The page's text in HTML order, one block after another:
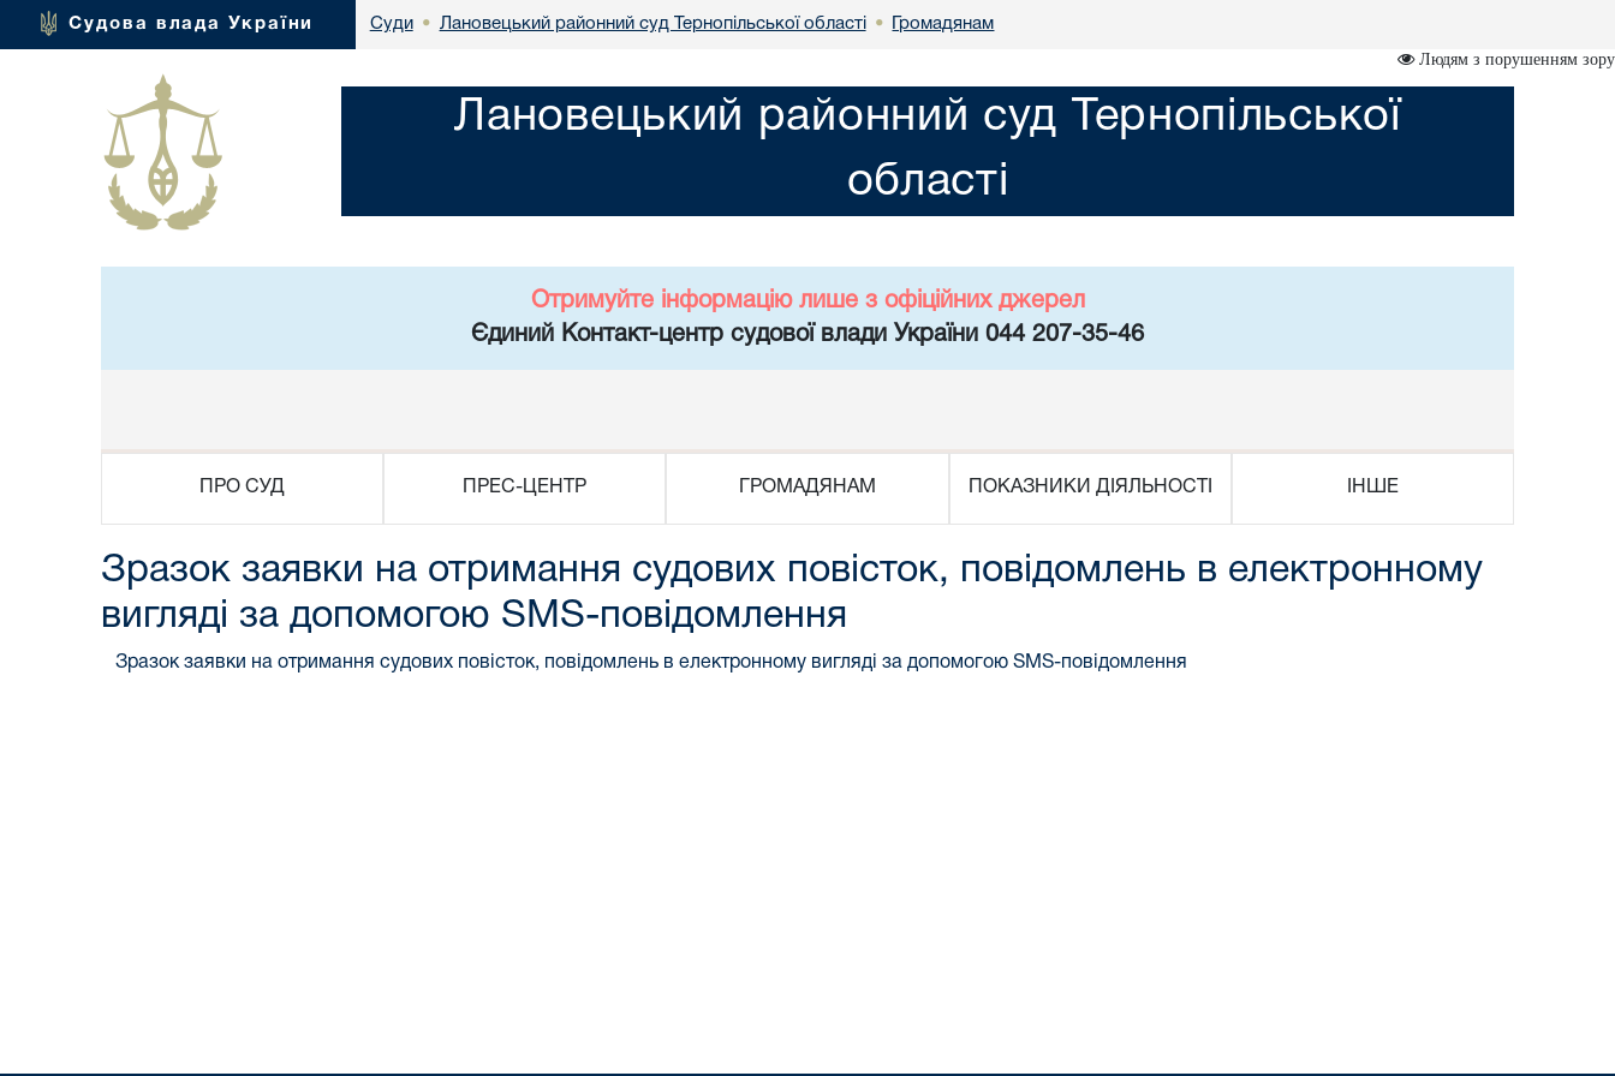
Судова влада України Суди • Лановецький районний суд Тернопільської області • Громадянам
Людям з порушенням зору
Лановецький районний суд Тернопільської
області
Отримуйте інформацію лише з офіційних джерел
Єдиний Контакт-центр судової влади України 044 207-35-46
ПРО СУД ПРЕС-ЦЕНТР ГРОМАДЯНАМ ПОКАЗНИКИ ДІЯЛЬНОСТІ ІНШЕ
Зразок заявки на отримання судових повісток, повідомлень в електронному
вигляді за допомогою SMS-повідомлення
Зразок заявки на отримання судових повісток, повідомлень в електронному вигляді за допомогою SMS-повідомлення